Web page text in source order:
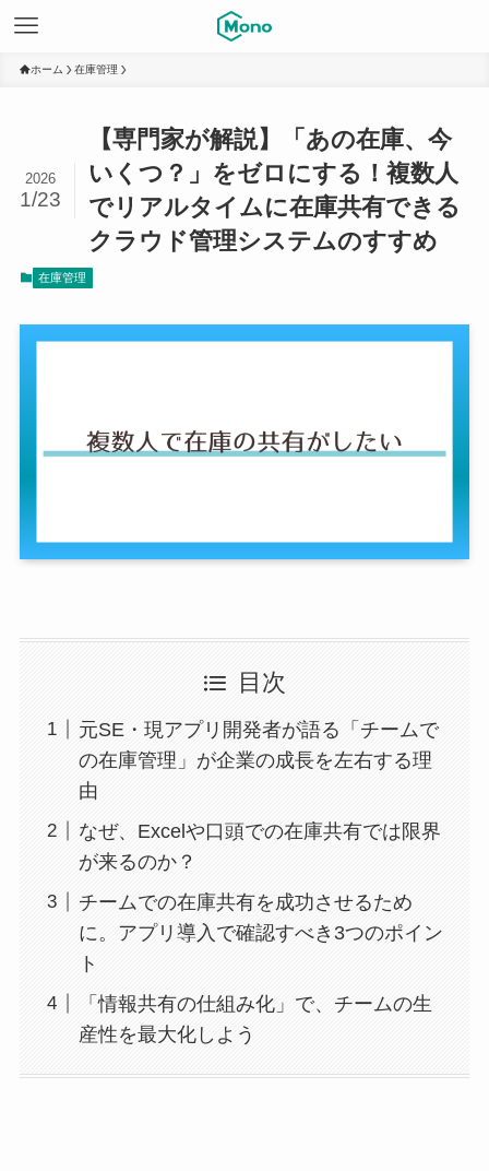
ホーム 在庫管理
【専門家が解説】「あの在庫、今
いくつ？」をゼロにする！複数人
でリアルタイムに在庫共有できる
クラウド管理システムのすすめ
2026
1/23
在庫管理
目次
元SE・現アプリ開発者が語る「チームで
の在庫管理」が企業の成長を左右する理
由
なぜ、Excelや口頭での在庫共有では限界
が来るのか？
チームでの在庫共有を成功させるため
に。アプリ導入で確認すべき3つのポイン
ト
「情報共有の仕組み化」で、チームの生
産性を最大化しよう